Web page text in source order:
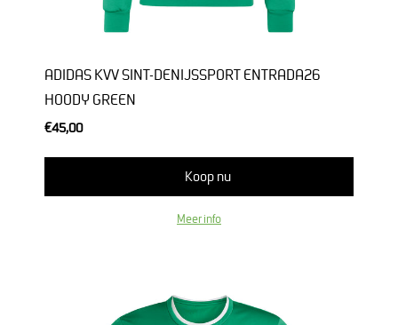
ADIDAS KVV SINT-DENIJSSPORT ENTRADA26
HOODY GREEN
€45,00
Koop nu
Meer info